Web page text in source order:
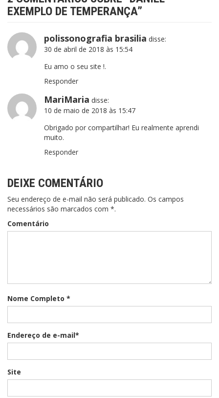
EXEMPLO DE TEMPERANÇA”
polissonografia brasilia disse:
30 de abril de 2018 às 15:54
Eu amo o seu site !.
Responder
MariMaria disse:
10 de maio de 2018 às 15:47
Obrigado por compartilhar! Eu realmente aprendi
muito.
Responder
DEIXE COMENTÁRIO
Seu endereço de e-mail não será publicado. Os campos
necessários são marcados com *.
Comentário
Nome Completo *
Endereço de e-mail*
Site